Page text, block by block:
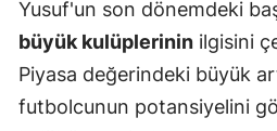
Yusuf'un son dönemdeki
büyük kulüplerinin ilgisini
Piyasa değerindeki büyük
futbolcunun potansiyelini